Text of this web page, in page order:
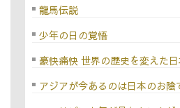
龍馬伝説
少年の日の覚悟
豪快痛快 世界の歴史を変えた
アジアが今あるのは日本のお陰